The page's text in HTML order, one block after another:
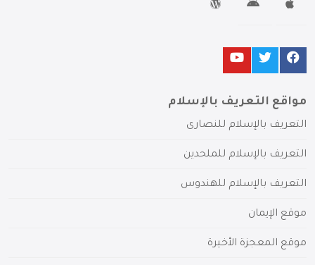
مواقع التعريف بالإسلام
التعريف بالإسلام للنصارى
التعريف بالإسلام للملحدين
التعريف بالإسلام للهندوس
موقع الإيمان
موقع المعجزة الأخيرة